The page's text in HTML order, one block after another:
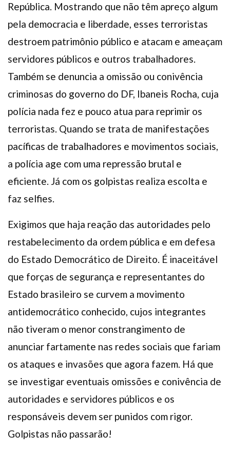
República. Mostrando que não têm apreço algum
pela democracia e liberdade, esses terroristas
destroem patrimônio público e atacam e ameaçam
servidores públicos e outros trabalhadores.
Também se denuncia a omissão ou conivência
criminosas do governo do DF, Ibaneis Rocha, cuja
polícia nada fez e pouco atua para reprimir os
terroristas. Quando se trata de manifestações
pacíficas de trabalhadores e movimentos sociais,
a polícia age com uma repressão brutal e
eficiente. Já com os golpistas realiza escolta e
faz selfies.
Exigimos que haja reação das autoridades pelo
restabelecimento da ordem pública e em defesa
do Estado Democrático de Direito. É inaceitável
que forças de segurança e representantes do
Estado brasileiro se curvem a movimento
antidemocrático conhecido, cujos integrantes
não tiveram o menor constrangimento de
anunciar fartamente nas redes sociais que fariam
os ataques e invasões que agora fazem. Há que
se investigar eventuais omissões e conivência de
autoridades e servidores públicos e os
responsáveis devem ser punidos com rigor.
Golpistas não passarão!